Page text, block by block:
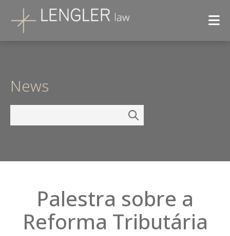
News
Palestra sobre a
Reforma Tributária